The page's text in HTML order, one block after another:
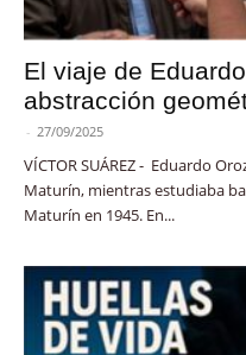
El viaje de
abstracción
- 27/09/2025
VÍCTOR SUÁREZ - Eduardo
Maturín, mientras estudiaba
Maturín en 1945. En...